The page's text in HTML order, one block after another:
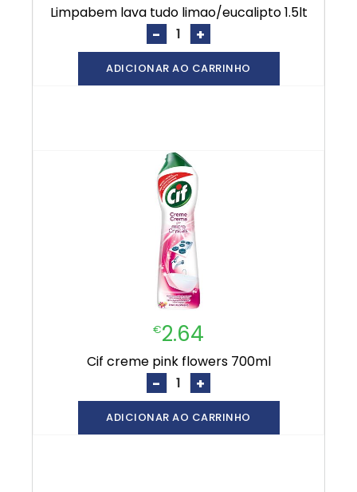
limpabem lava tudo limao/eucalipto 1.5lt
- +
ADICIONAR AO CARRINHO
€2.64
cif creme pink flowers 700ml
- +
ADICIONAR AO CARRINHO